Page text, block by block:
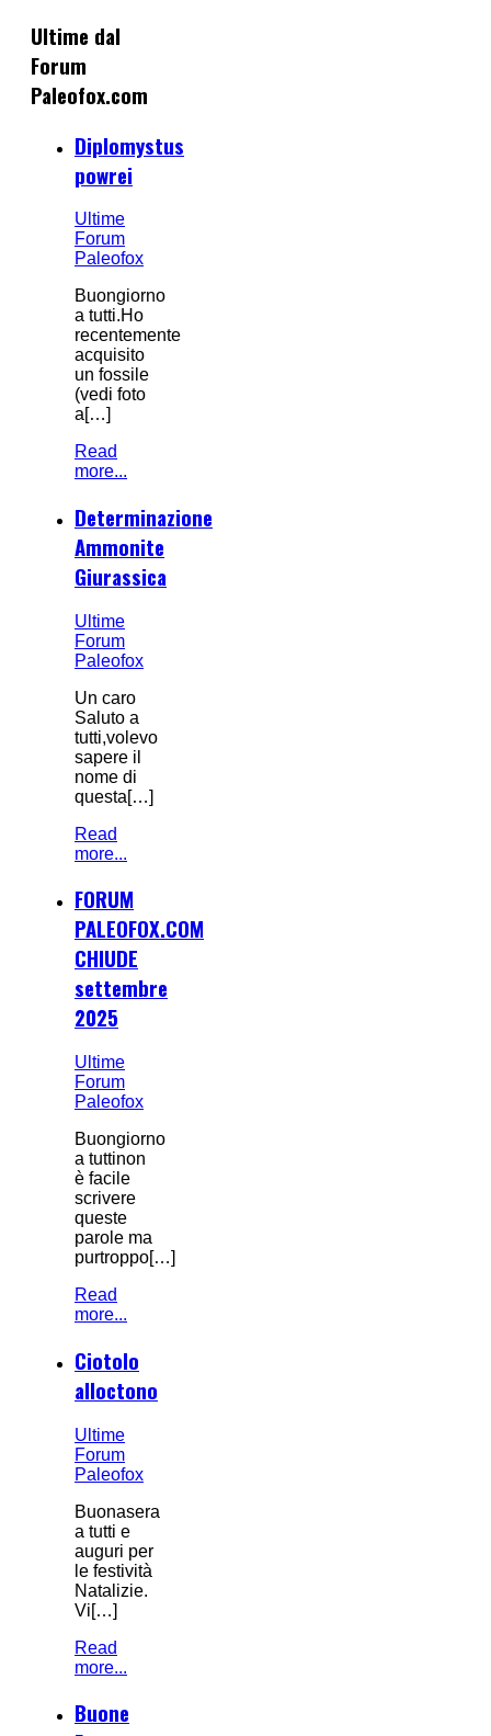
Ultime dal
Forum
Paleofox.com
Diplomystus
powrei
Ultime
Forum
Paleofox
Buongiorno
a tutti.Ho
recentemente
acquisito
un fossile
(vedi foto
a[…]
Read
more...
Determinazione
Ammonite
Giurassica
Ultime
Forum
Paleofox
Un caro
Saluto a
tutti,volevo
sapere il
nome di
questa[…]
Read
more...
FORUM
PALEOFOX.COM
CHIUDE
settembre
2025
Ultime
Forum
Paleofox
Buongiorno
a tuttinon
è facile
scrivere
queste
parole ma
purtroppo[…]
Read
more...
Ciotolo
alloctono
Ultime
Forum
Paleofox
Buonasera
a tutti e
auguri per
le festività
Natalizie.
Vi[…]
Read
more...
Buone